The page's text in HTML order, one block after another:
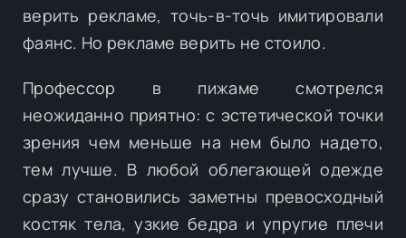
верить рекламе, точь-в-точь имитировали
фаянс. Но рекламе верить не стоило.
Профессор в пижаме смотрелся
неожиданно приятно: с эстетической точки
зрения чем меньше на нем было надето,
тем лучше. В любой облегающей одежде
сразу становились заметны превосходный
костяк тела, узкие бедра и упругие плечи